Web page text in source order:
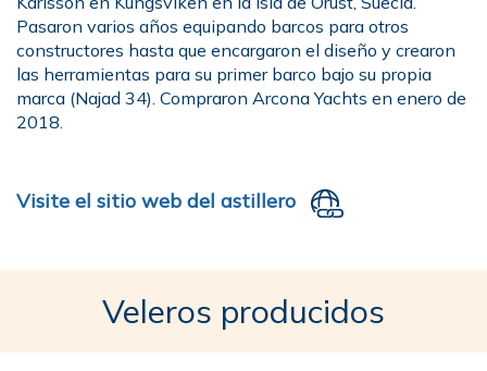
Pasaron varios años equipando barcos para otros
constructores hasta que encargaron el diseño y crearon
las herramientas para su primer barco bajo su propia
marca (Najad 34). Compraron Arcona Yachts en enero de
2018.
Visite el sitio web del astillero
Veleros producidos